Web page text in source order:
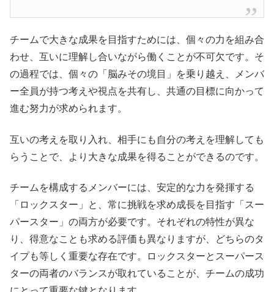
チームで大きな成果を目指すためには、個々の力を組み合
わせ、互いに理解し合いながら働くことが不可欠です。そ
の過程では、個々の「脳みその境目」を乗り越え、メンバ
ー全員が持つ考えや視点を共有し、共通の目標に向かって
進む努力が求められます。
互いの考えを取り入れ、相手にも自分の考えを理解しても
らうことで、より大きな成果を得ることができるのです。
チームを構成するメンバーには、安定的な力を発揮する
「ロックスター」と、常に挑戦を求め成長を目指す「スー
パースター」の両方が必要です。それぞれの特性が異な
り、得意なことも求める評価も異なりますが、どちらのタ
イプも等しく重要な存在です。ロックスターとスーパース
ターの両者のバランスが取れていることが、チームの成功